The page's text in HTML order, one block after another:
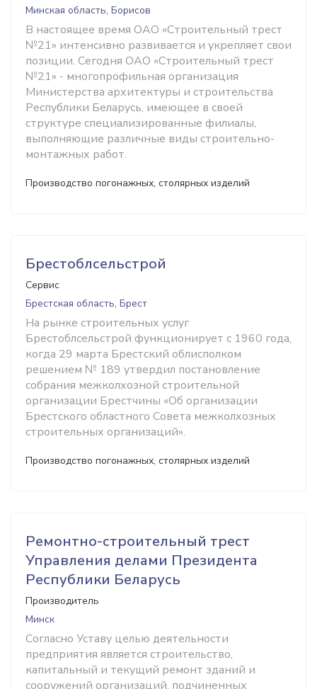
Минская область, Борисов
В настоящее время ОАО «Строительный трест
№21» интенсивно развивается и укрепляет свои
позиции. Сегодня ОАО «Строительный трест
№21» - многопрофильная организация
Министерства архитектуры и строительства
Республики Беларусь, имеющее в своей
структуре специализированные филиалы,
выполняющие различные виды строительно-
монтажных работ.
Производство погонажных, столярных изделий
Брестоблсельстрой
Сервис
Брестская область, Брест
На рынке строительных услуг
Брестоблсельстрой функционирует с 1960 года,
когда 29 марта Брестский облисполком
решением № 189 утвердил постановление
собрания межколхозной строительной
организации Брестчины «Об организации
Брестского областного Совета межколхозных
строительных организаций».
Производство погонажных, столярных изделий
Ремонтно-строительный трест
Управления делами Президента
Республики Беларусь
Производитель
Минск
Согласно Уставу целью деятельности
предприятия является строительство,
капитальный и текущий ремонт зданий и
сооружений организаций, подчиненных